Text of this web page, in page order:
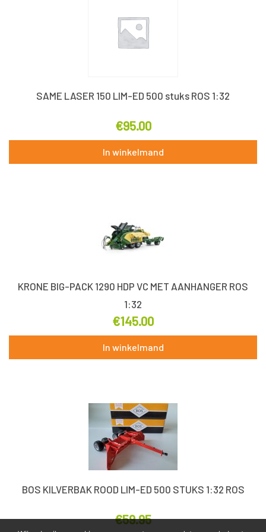
SAME LASER 150 LIM-ED 500 stuks ROS 1:32
€95.00
In winkelmand
KRONE BIG-PACK 1290 HDP VC MET AANHANGER ROS
1:32
€145.00
In winkelmand
BOS KILVERBAK ROOD LIM-ED 500 STUKS 1:32 ROS
€59.95